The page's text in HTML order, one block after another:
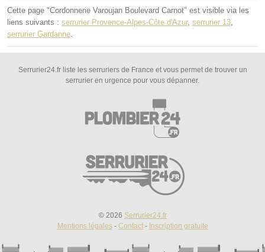
Cette page "Cordonnerie Varoujan Boulevard Carnot" est visible via les
liens suivants : serrurier Provence-Alpes-Côte d'Azur, serrurier 13,
serrurier Gardanne.
Serrurier24.fr liste les serruriers de France et vous permet de trouver un
serrurier en urgence pour vous dépanner.
© 2026 Serrurier24.fr
Mentions légales- Contact- Inscription gratuite